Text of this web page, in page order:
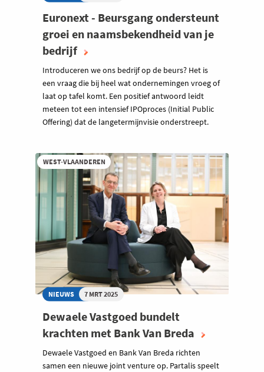
Euronext - Beursgang ondersteunt
groei en naamsbekendheid van je
bedrijf
Introduceren we ons bedrijf op de beurs? Het is
een vraag die bij heel wat ondernemingen vroeg of
laat op tafel komt. Een positief antwoord leidt
meteen tot een intensief IPOproces (Initial Public
Offering) dat de langetermijnvisie onderstreept.
WEST-VLAANDEREN
NIEUWS 7 MRT 2025
Dewaele Vastgoed bundelt
krachten met Bank Van Breda
Dewaele Vastgoed en Bank Van Breda richten
samen een nieuwe joint venture op. Partalis speelt